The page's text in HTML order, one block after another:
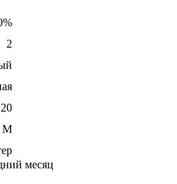
2
20
М
месяц
для вышивания Р.90279,